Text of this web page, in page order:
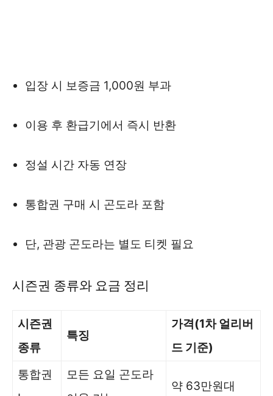
입장 시 보증금 1,000원 부과
이용 후 환급기에서 즉시 반환
정설 시간 자동 연장
통합권 구매 시 곤도라 포함
단, 관광 곤도라는 별도 티켓 필요
시즌권 종류와 요금 정리
시즌권
종류
특징
가격(1차 얼리버
드 기준)
통합권
모든 요일 곤도라
약 63만원대